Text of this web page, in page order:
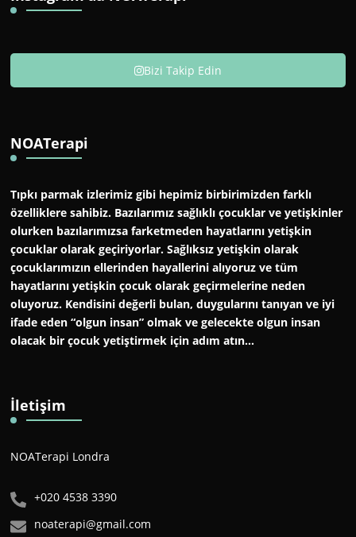
Bizi Takip Edin
NOATerapi
Tıpkı parmak izlerimiz gibi hepimiz birbirimizden farklı
özelliklere sahibiz. Bazılarımız sağlıklı çocuklar ve yetişkinler
olurken bazılarımızsa farketmeden hayatlarını yetişkin
çocuklar olarak geçiriyorlar. Sağlıksız yetişkin olarak
çocuklarımızın ellerinden hayallerini alıyoruz ve tüm
hayatlarını yetişkin çocuk olarak geçirmelerine neden
oluyoruz. Kendisini değerli bulan, duygularını tanıyan ve iyi
ifade eden “olgun insan” olmak ve gelecekte olgun insan
olacak bir çocuk yetiştirmek için adım atın…
İletişim
NOATerapi Londra
+020 4538 3390
noaterapi@gmail.com